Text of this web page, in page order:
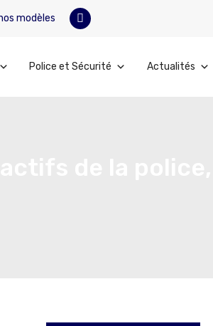
modèles
Police et Sécurité Actualités